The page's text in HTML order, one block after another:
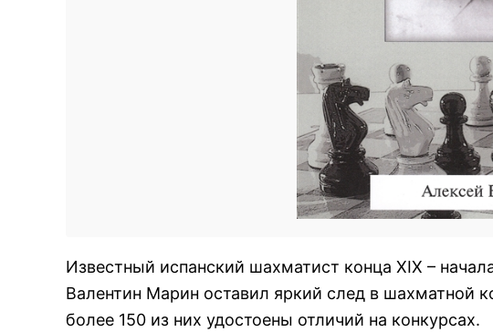
Известный испанский шахматист конца XIX –
Валентин Марин оставил яркий след в шахматной
более 150 из них удостоены отличий на конкурсах.